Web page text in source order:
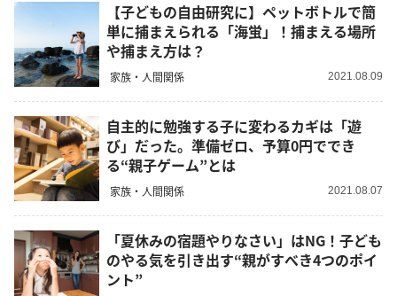
【子どもの自由研究に】ペットボトルで簡
単に捕まえられる「海蛍」！捕まえる場所
や捕まえ方は？
家族・人間関係 2021.08.09
自主的に勉強する子に変わるカギは「遊
び」だった。準備ゼロ、予算0円ででき
る“親子ゲーム”とは
家族・人間関係 2021.08.07
「夏休みの宿題やりなさい」はNG！子ども
のやる気を引き出す“親がすべき4つのポイ
ント”